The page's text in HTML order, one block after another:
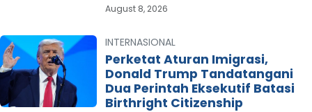
August 8, 2026
INTERNASIONAL
Perketat Aturan Imigrasi,
Donald Trump Tandatangani
Dua Perintah Eksekutif Batasi
Birthright Citizenship